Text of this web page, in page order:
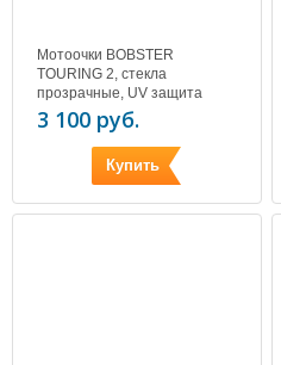
Мотоочки BOBSTER
TOURING 2, стекла
прозрачные, UV защита
3 100 руб.
Купить